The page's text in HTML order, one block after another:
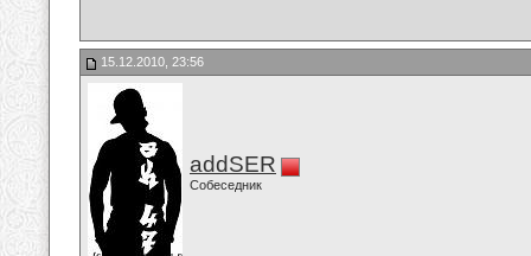
15.12.2010, 23:56
addSER
Собеседник